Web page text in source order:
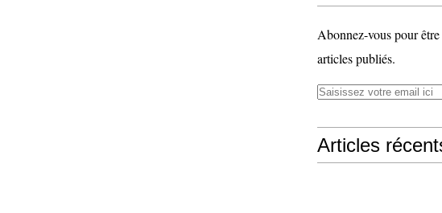
Abonnez-vous pour
articles publiés.
Articles